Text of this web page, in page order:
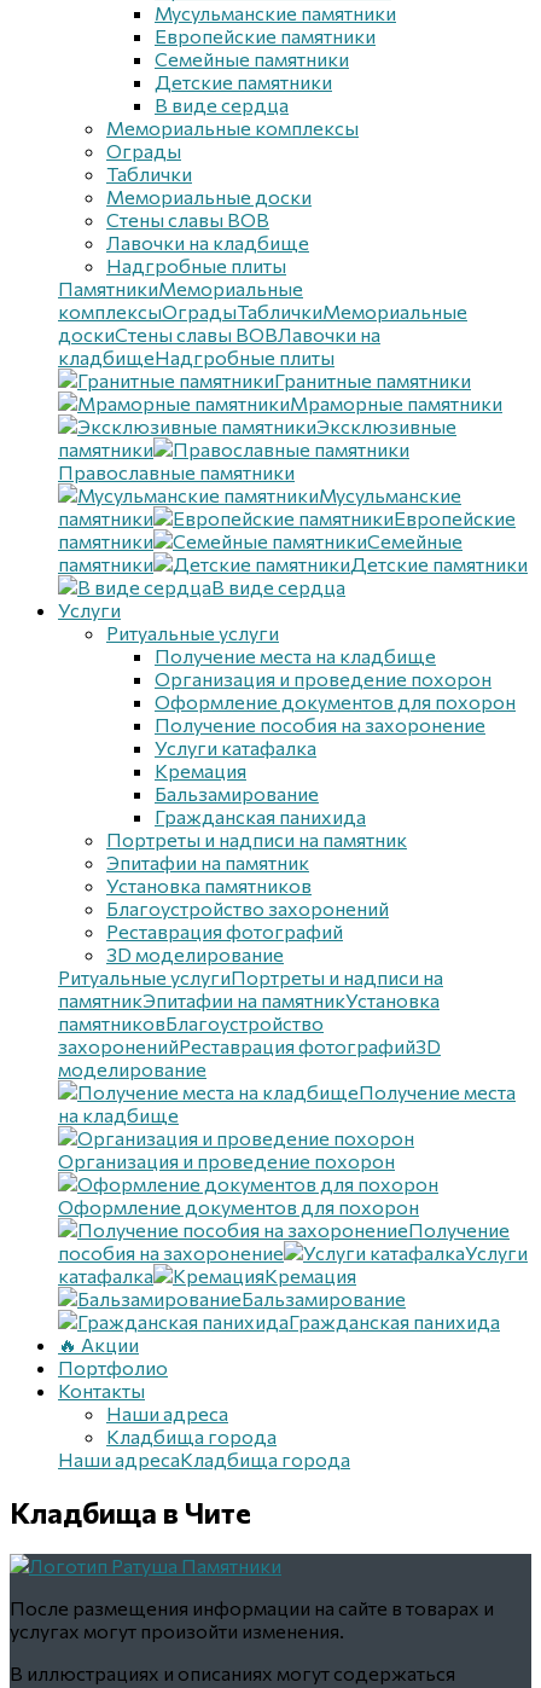
Мусульманские памятники
Европейские памятники
Семейные памятники
Детские памятники
В виде сердца
Мемориальные комплексы
Ограды
Таблички
Мемориальные доски
Стены славы ВОВ
Лавочки на кладбище
Надгробные плиты
ПамятникиМемориальные
комплексыОградыТабличкиМемориальные
доскиСтены славы ВОВЛавочки на
кладбищеНадгробные плиты
Гранитные памятники
Мраморные памятники
Эксклюзивные
памятники
Православные памятники
Мусульманские
памятники
Европейские
памятники
Семейные
памятники
Детские памятники
В виде сердца
Услуги
Ритуальные услуги
Получение места на кладбище
Организация и проведение похорон
Оформление документов для похорон
Получение пособия на захоронение
Услуги катафалка
Кремация
Бальзамирование
Гражданская панихида
Портреты и надписи на памятник
Эпитафии на памятник
Установка памятников
Благоустройство захоронений
Реставрация фотографий
3D моделирование
Ритуальные услугиПортреты и надписи на
памятникЭпитафии на памятникУстановка
памятниковБлагоустройство
захороненийРеставрация фотографий3D
моделирование
Получение места
на кладбище
Организация и проведение похорон
Оформление документов для похорон
Получение
пособия на захоронение
Услуги
катафалка
Кремация
Бальзамирование
Гражданская панихида
🔥 Акции
Портфолио
Контакты
Наши адреса
Кладбища города
Наши адресаКладбища города
Кладбища в Чите
После размещения информации на сайте в товарах и
услугах могут произойти изменения.
В иллюстрациях и описаниях могут содержаться